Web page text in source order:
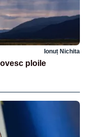
Ionuț Nichita
ploile